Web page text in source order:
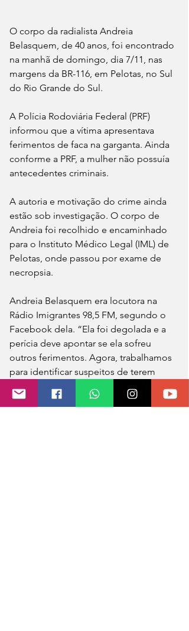
O corpo da radialista Andreia
Belasquem, de 40 anos, foi encontrado
na manhã de domingo, dia 7/11, nas
margens da BR-116, em Pelotas, no Sul
do Rio Grande do Sul.
A Polícia Rodoviária Federal (PRF)
informou que a vítima apresentava
ferimentos de faca na garganta. Ainda
conforme a PRF, a mulher não possuía
antecedentes criminais.
A autoria e motivação do crime ainda
estão sob investigação. O corpo de
Andreia foi recolhido e encaminhado
para o Instituto Médico Legal (IML) de
Pelotas, onde passou por exame de
necropsia.
Andreia Belasquem era locutora na
Rádio Imigrantes 98,5 FM, segundo o
Facebook dela. “Ela foi degolada e a
perícia deve apontar se ela sofreu
outros ferimentos. Agora, trabalhamos
para identificar suspeitos de terem
cometido o crime”, explica o
delegado Félix Rafanhin.